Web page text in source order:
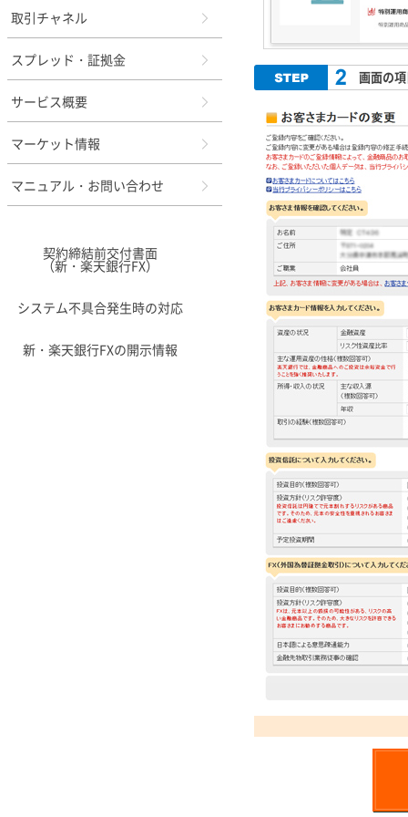
画面の
取引チャネル
スプレッド・証拠金
サービス概要
マーケット情報
マニュアル・お問い合わせ
契約締結前交付書面
（新・楽天銀行FX）
システム不具合発生時の対応
新・楽天銀行FXの開示情報